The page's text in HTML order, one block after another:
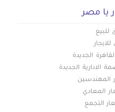
يا مصر
الجديدة
الادارية الجديدة
المهندسين
المعادي
التجمع